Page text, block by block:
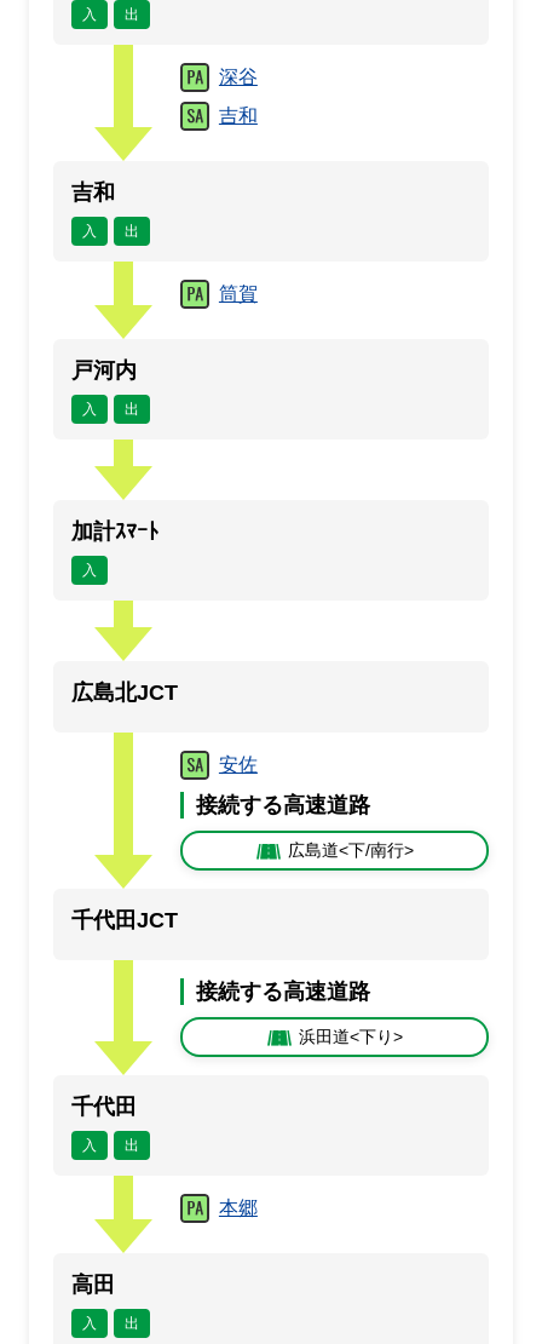
入 出
深谷
吉和
吉和
入 出
筒賀
戸河内
入 出
加計ｽﾏｰﾄ
入
広島北JCT
安佐
接続する高速道路
広島道<下/南行>
千代田JCT
接続する高速道路
浜田道<下り>
千代田
入 出
本郷
高田
入 出